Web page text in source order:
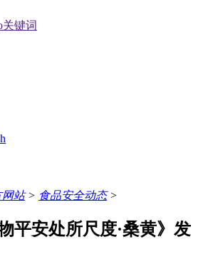
网站> 食品安全动态>
平安处所尺度·桑黄》发